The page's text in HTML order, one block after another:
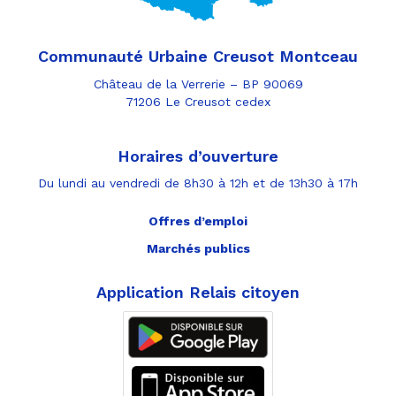
Communauté Urbaine Creusot Montceau
Château de la Verrerie – BP 90069
71206 Le Creusot cedex
Horaires d’ouverture
Du lundi au vendredi de 8h30 à 12h et de 13h30 à 17h
Offres d’emploi
Marchés publics
Application Relais citoyen